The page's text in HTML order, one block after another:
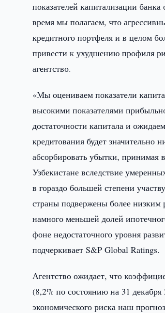
показателей капитализации
время мы полагаем, что
кредитного портфеля и в целом
привести к ухудшению профиля
агентство.
«Мы оцениваем показатели
высокими показателями
достаточности капитала и
кредитования будет
абсорбировать убытки, принимая
Узбекистане вследствие
в гораздо большей степени
страны подвержены более низким
намного меньшей долей
фоне недостаточного уровня
подчеркивает S&P Global Ratings.
Агентство ожидает, что
(8,2% по состоянию на 31
экономического риска наш